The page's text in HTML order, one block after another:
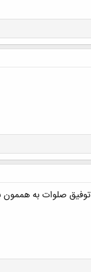
صلوات به هممون